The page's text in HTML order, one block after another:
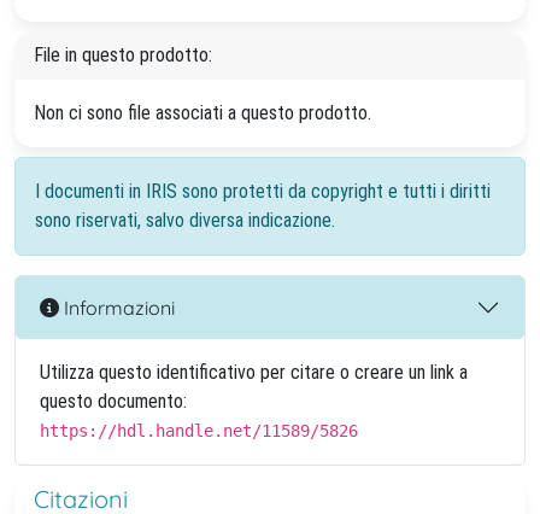
File in questo prodotto:
Non ci sono file associati a questo prodotto.
I documenti in IRIS sono protetti da copyright e tutti i diritti
sono riservati, salvo diversa indicazione.
Informazioni
Utilizza questo identificativo per citare o creare un link a
questo documento:
https://hdl.handle.net/11589/5826
Citazioni